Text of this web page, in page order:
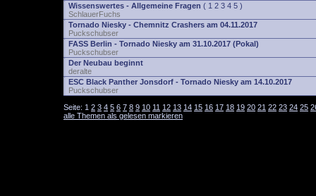
Wissenswertes - Allgemeine Fragen ( 1 2 3 4 5 )
SchlauerFuchs
Tornado Niesky - Chemnitz Crashers am 04.11.2017
Puckschubser
FASS Berlin - Tornado Niesky am 31.10.2017 (Pokal)
Puckschubser
Der Neubau beginnt
deralte
ESC Black Panther Jonsdorf - Tornado Niesky am 14.10.2017
Puckschubser
Seite: 1 2 3 4 5 6 7 8 9 10 11 12 13 14 15 16 17 18 19 20 21 22 23 24 25
alle Themen als gelesen markieren